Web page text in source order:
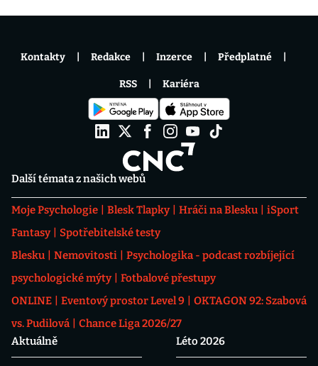
Další témata z našich webů
Moje Psychologie Blesk Tlapky Hráči na Blesku
iSport
Fantasy
Spotřebitelské testy
Blesku
Nemovitosti
Psychologika - podcast rozbíjející
psychologické mýty
Fotbalové přestupy
ONLINE
Eventový prostor Level 9
OKTAGON 92: Szabová
vs. Pudilová
Chance Liga 2026/27
Aktuálně
Léto 2026
Kontakty Redakce Inzerce Předplatné
RSS Kariéra